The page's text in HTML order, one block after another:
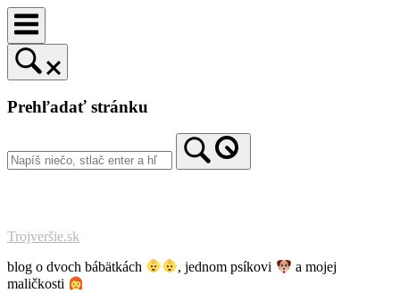
Prejsť
na
obsah
Prehľadať stránku
Trojveršie.sk
blog o dvoch bábätkách , jednom psíkovi
a mojej
maličkosti